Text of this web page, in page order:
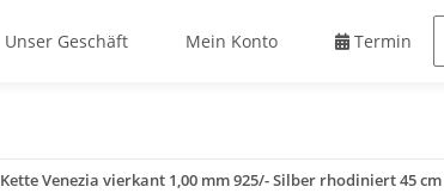
Unser Geschäft Mein Konto Termin
Kette Venezia vierkant 1,00 mm 925/- Silber rhodiniert 45 cm